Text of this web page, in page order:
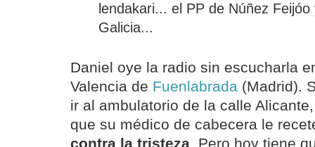
lendakari... el PP de Núñez
Galicia...
Daniel oye la radio sin escucharla
Valencia de Fuenlabrada (Madrid).
ir al ambulatorio de la calle
que su médico de cabecera le
contra la tristeza. Pero hoy tiene